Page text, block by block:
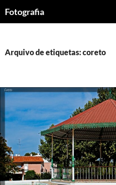
para
Fotografia
Arquivo de etiquetas: coreto